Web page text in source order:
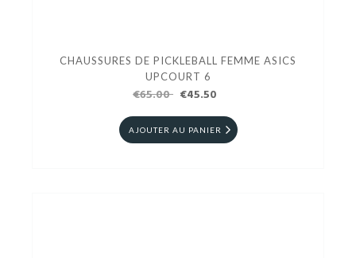
CHAUSSURES DE PICKLEBALL FEMME ASICS
UPCOURT 6
€65.00 €45.50
AJOUTER AU PANIER